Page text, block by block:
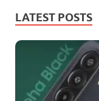
LATEST POSTS